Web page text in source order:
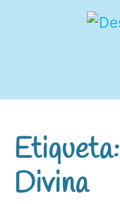
Etiqueta:
Divina